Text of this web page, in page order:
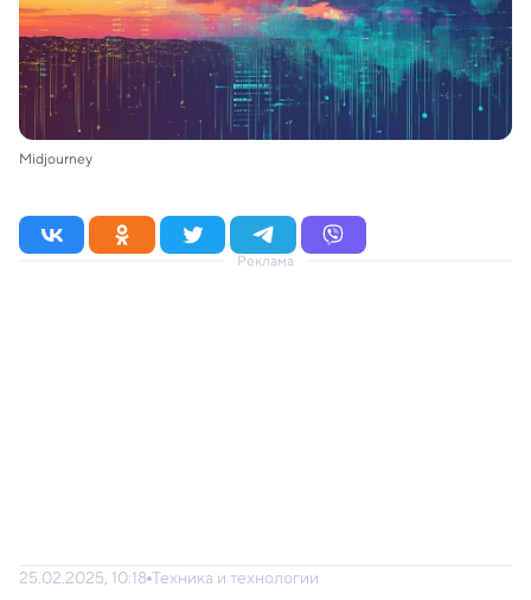
Midjourney
Реклама
25.02.2025, 10:18 Техника и технологии